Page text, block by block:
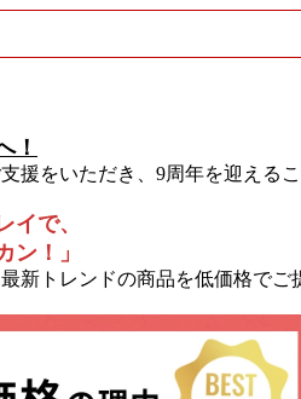
！
援をいただき、9周年を迎えるこ
イで、
ン！」
新トレンドの商品を低価格でご